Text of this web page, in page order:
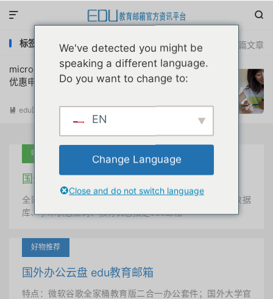


共 1 篇文章
标签：office 365 student price
microsoft365个人版大学生订阅验证教育
优惠申请注册教程
 edu国内优惠 阅读(13644)
吐血推荐
国外学术美国 edu教育邮箱
全网唯一首发、自定义用户名、终身使用、学术文献数据
库、学术状态查询、教育优惠指定edu邮箱
好物推荐
国外办公云盘 edu教育邮箱
特点：微软谷歌全家桶教育版二合一办公套件；国外大学官
We've detected you might be
speaking a different language.
Do you want to change to:
EN
Change Language
Close and do not switch language